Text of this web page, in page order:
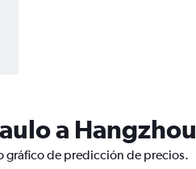
a Hangzhou
gráfico de predicción de precios.